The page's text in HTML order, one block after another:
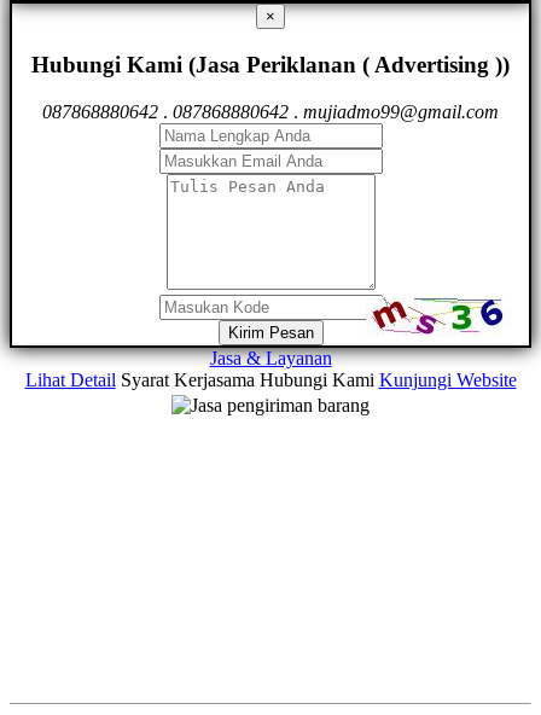
×
Hubungi Kami (Jasa Periklanan ( Advertising ))
087868880642 . 087868880642 . mujiadmo99@gmail.com
Kirim Pesan
Jasa & Layanan
Lihat Detail Syarat Kerjasama Hubungi Kami Kunjungi Website